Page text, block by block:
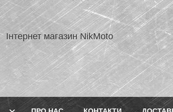
Інтернет магазин NikMoto